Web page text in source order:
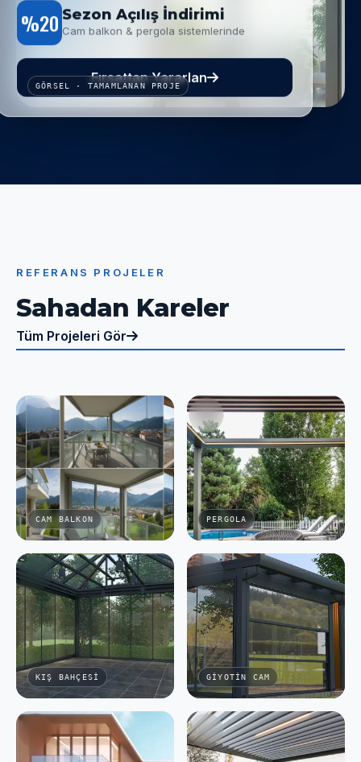
GÖRSEL · TAMAMLANAN PROJE
%20 Sezon Açılış İndirimi
Cam balkon & pergola sistemlerinde
Fırsattan Yararlan
REFERANS PROJELER
Sahadan Kareler
Tüm Projeleri Gör
CAM BALKON PERGOLA
KIŞ BAHÇESI GIYOTIN CAM